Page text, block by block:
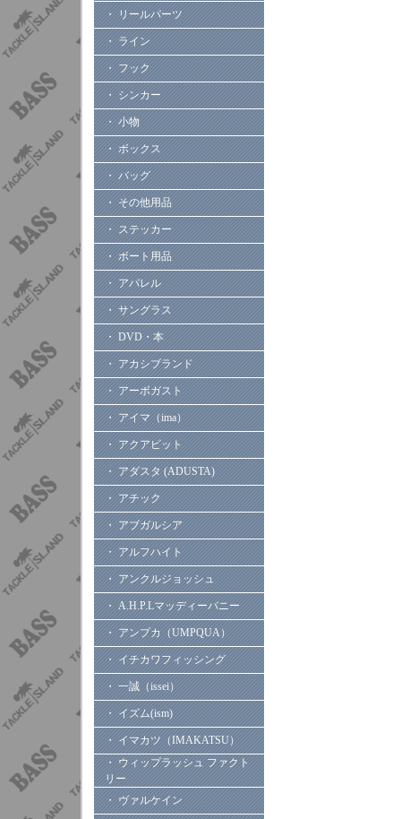
・ リールパーツ
・ ライン
・ フック
・ シンカー
・ 小物
・ ボックス
・ バッグ
・ その他用品
・ ステッカー
・ ボート用品
・ アパレル
・ サングラス
・ DVD・本
・ アカシブランド
・ アーボガスト
・ アイマ（ima）
・ アクアビット
・ アダスタ (ADUSTA)
・ アチック
・ アブガルシア
・ アルフハイト
・ アンクルジョッシュ
・ A.H.P.Lマッディーバニー
・ アンプカ（UMPQUA）
・ イチカワフィッシング
・ 一誠（issei）
・ イズム(ism)
・ イマカツ（IMAKATSU）
・ ウィップラッシュ ファクト
リー
・ ヴァルケイン